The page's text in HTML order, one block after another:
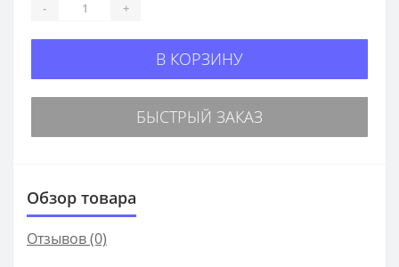
- +
В КОРЗИНУ
БЫСТРЫЙ ЗАКАЗ
Обзор товара
Отзывов (0)